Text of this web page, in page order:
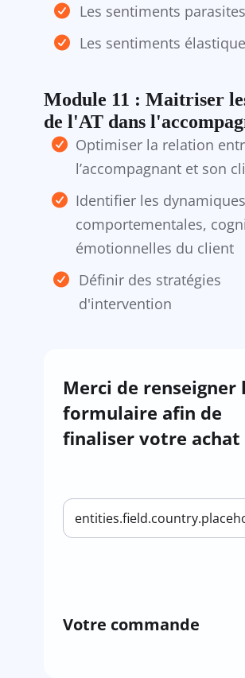
Les sentiments
Les sentiments
Module 11 : Maitriser
de l'AT dans
Optimiser la relation
l’accompagnant et son
Identifier les dynamiques
comportementales,
émotionnelles du client
Définir des stratégies
d'intervention
Merci de renseigner
formulaire afin de
finaliser votre achat
Votre commande